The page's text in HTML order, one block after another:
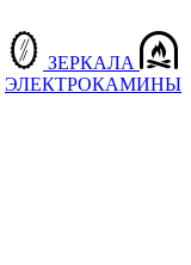
ЗЕРКАЛА
ЭЛЕКТРОКАМИНЫ